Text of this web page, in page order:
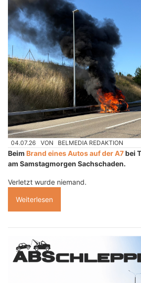
04.07.26 VON BELMEDIA REDAKTION
Beim Brand eines Autos auf der A7bei
am Samstagmorgen Sachschaden.
Verletzt wurde niemand.
Weiterlesen